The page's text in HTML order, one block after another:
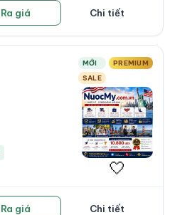
Ra giá Chi tiết
MỚI
PREMIUM
SALE
🤍
Ra giá Chi tiết